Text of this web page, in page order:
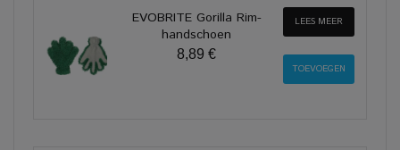
EVOBRITE Gorilla Rim-
handschoen
8,89 €
LEES MEER